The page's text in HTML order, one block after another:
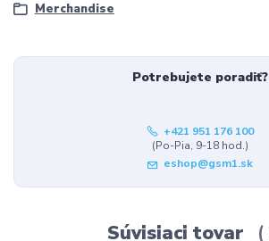
Merchandise
Potrebujete poradiť?
+421 951 176 100
(Po-Pia, 9-18 hod.)
eshop@gsm1.sk
Súvisiaci tovar